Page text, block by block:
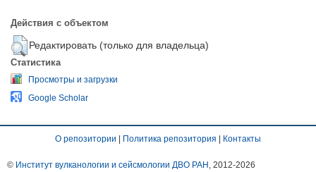
Действия с объектом
Редактировать (только для владельца)
Статистика
Просмотры и загрузки
Google Scholar
О репозитории | Политика репозитория | Контакты
© Институт вулканологии и сейсмологии ДВО РАН , 2012-2026